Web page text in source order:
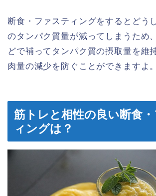
断食・ファスティングをするとどう
のタンパク質量が減ってしまうため
どで補ってタンパク質の摂取量を維
肉量の減少を防ぐことができますよ。
筋トレと相性の良い断食
ィングは？